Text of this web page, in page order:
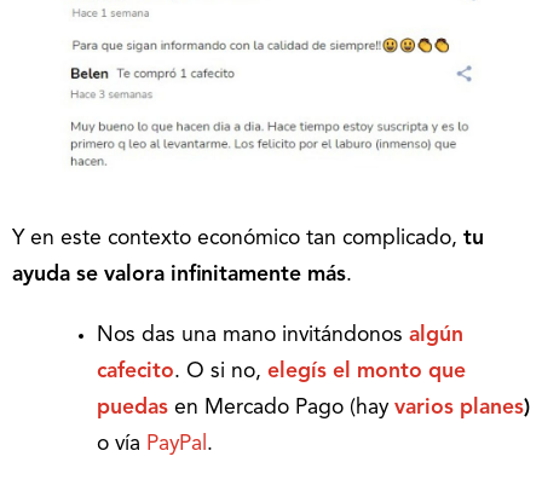
Y en este contexto económico tan complicado, tu
ayuda se valora infinitamente más.
Nos das una mano invitándonos algún
cafecito. O si no, elegís el monto que
puedas en Mercado Pago (hay varios planes)
o vía PayPal .